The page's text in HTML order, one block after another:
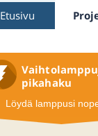
Etusivu
pikahaku
Löydä lamppusi